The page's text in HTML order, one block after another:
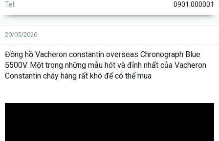
Tel
0901.000001
20/05/2026
Đồng hồ Vacheron constantin overseas Chronograph Blue
5500V. Một trong những mẫu hót và đỉnh nhất của Vacheron
Constantin cháy hàng rất khó để có thể mua